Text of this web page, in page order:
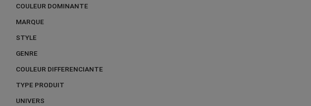
COULEUR DOMINANTE
MARQUE
STYLE
GENRE
COULEUR DIFFERENCIANTE
TYPE PRODUIT
UNIVERS